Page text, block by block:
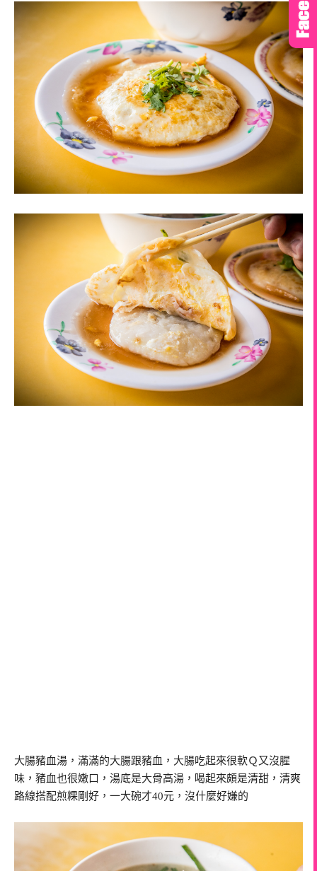
大腸豬血湯，滿滿的大腸跟豬血，大腸吃起來很軟Ｑ又沒腥
味，豬血也很嫩口，湯底是大骨高湯，喝起來頗是清甜，清爽
路線搭配煎粿剛好，一大碗才40元，沒什麼好嫌的